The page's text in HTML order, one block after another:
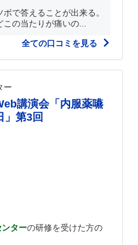
で答えることが出来る。
の当たりが痛いの...
全ての口コミを見る
ー
講演会「内服薬嚥
」第3回
ンターの研修を受けた方の